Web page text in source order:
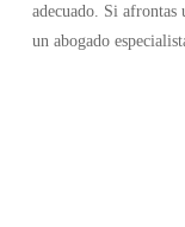
adecuado. Si afrontas
un abogado